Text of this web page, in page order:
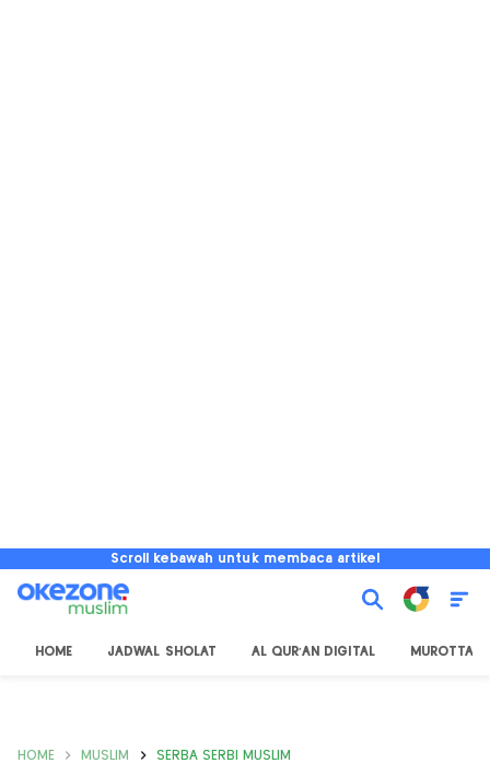
Scroll kebawah untuk membaca artikel
HOME JADWAL SHOLAT AL QUR'AN DIGITAL MUROTTAL
HOME MUSLIM SERBA SERBI MUSLIM